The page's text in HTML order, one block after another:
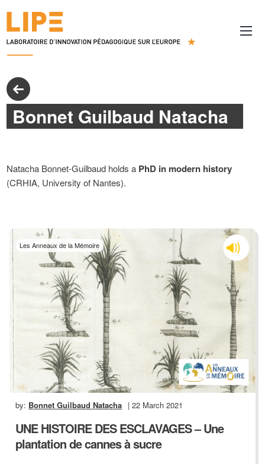
Bonnet Guilbaud Natacha
Natacha Bonnet-Guilbaud holds a PhD in modern history
(CRHIA, University of Nantes).
Les Anneaux de la Mémoire
by: Bonnet Guilbaud Natacha | 22 March 2021
UNE HISTOIRE DES ESCLAVAGES – Une
plantation de cannes à sucre